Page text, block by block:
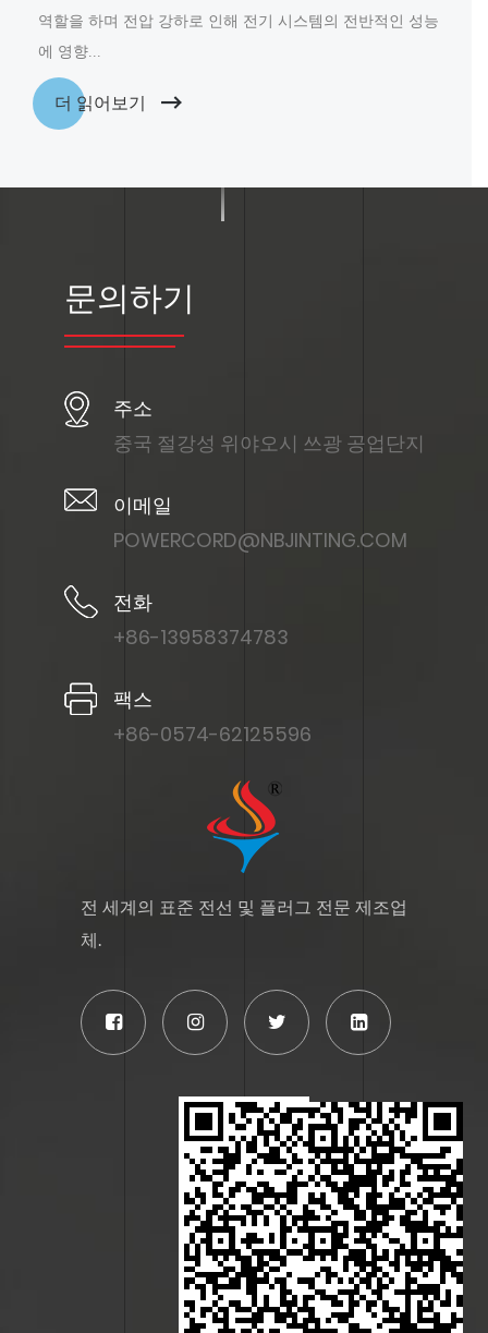
역할을 하며 전압 강하로 인해 전기 시스템의 전반적인 성능
에 영향...
더 읽어보기
문의하기
주소
중국 절강성 위야오시 쓰광 공업단지
이메일
POWERCORD@NBJINTING.COM
전화
+86-13958374783
팩스
+86-0574-62125596
전 세계의 표준 전선 및 플러그 전문 제조업
체.